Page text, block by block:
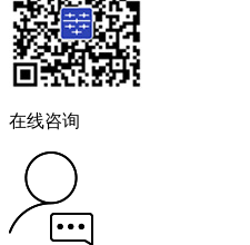
在线咨询